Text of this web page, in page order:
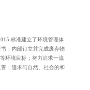
标准建立了环境管理体
；内部订立并完成废弃物
环境目标；努力追求一流
；追求与自然、社会的和